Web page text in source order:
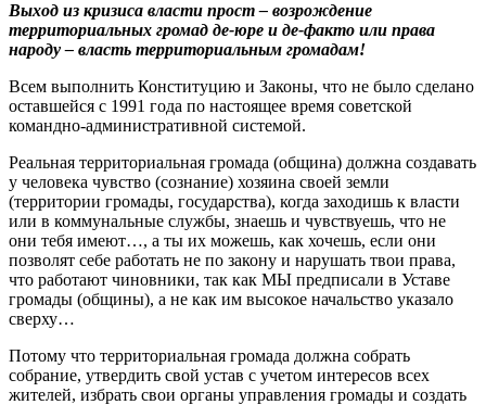
Выход из кризиса власти прост – возрождение
территориальных громад де-юре и де-факто или права
народу – власть территориальным громадам!
Всем выполнить Конституцию и Законы, что не было сделано
оставшейся с 1991 года по настоящее время советской
командно-административной системой.
Реальная территориальная громада (община) должна создавать
у человека чувство (сознание) хозяина своей земли
(территории громады, государства), когда заходишь к власти
или в коммунальные службы, знаешь и чувствуешь, что не
они тебя имеют…, а ты их можешь, как хочешь, если они
позволят себе работать не по закону и нарушать твои права,
что работают чиновники, так как МЫ предписали в Уставе
громады (общины), а не как им высокое начальство указало
сверху…
Потому что территориальная громада должна собрать
собрание, утвердить свой устав с учетом интересов всех
жителей, избрать свои органы управления громады и создать